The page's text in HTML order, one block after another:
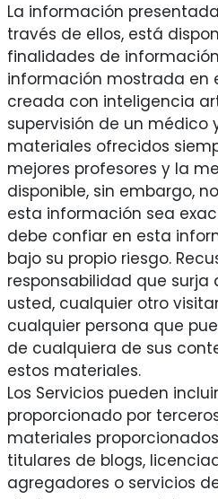
La información
través de ellos, está
finalidades de
información mostrada en
creada con inteligencia
supervisión de un médico
materiales ofrecidos
mejores profesores y la
disponible, sin embargo,
esta información sea
debe confiar en esta
bajo su propio riesgo.
responsabilidad que surja
usted, cualquier otro
cualquier persona que
de cualquiera de sus
estos materiales.
Los Servicios pueden
proporcionado por
materiales
titulares de blogs,
agregadores o servicios